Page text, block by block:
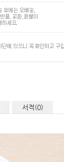
서적(0)